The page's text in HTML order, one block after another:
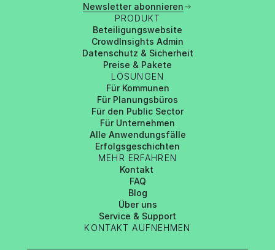
Newsletter abonnieren
PRODUKT
Beteiligungswebsite
CrowdInsights Admin
Datenschutz & Sicherheit
Preise & Pakete
LÖSUNGEN
Für Kommunen
Für Planungsbüros
Für den Public Sector
Für Unternehmen
Alle Anwendungsfälle
Erfolgsgeschichten
MEHR ERFAHREN
Kontakt
FAQ
Blog
Über uns
Service & Support
KONTAKT AUFNEHMEN